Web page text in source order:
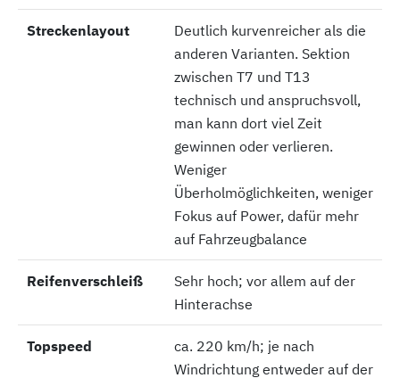
Streckenlayout
Deutlich kurvenreicher als die
anderen Varianten. Sektion
zwischen T7 und T13
technisch und anspruchsvoll,
man kann dort viel Zeit
gewinnen oder verlieren.
Weniger
Überholmöglichkeiten, weniger
Fokus auf Power, dafür mehr
auf Fahrzeugbalance
Reifenverschleiß
Sehr hoch; vor allem auf der
Hinterachse
Topspeed
ca. 220 km/h; je nach
Windrichtung entweder auf der
Streckenlayout
Reifenverschleiß
Topspeed